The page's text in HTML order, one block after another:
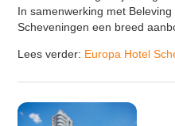
In samenwerking met
Scheveningen een breed
Lees verder: Europa Hotel